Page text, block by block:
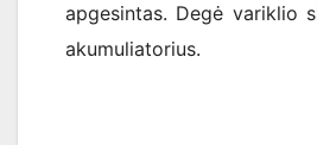
apgesintas. Degė variklio
akumuliatorius.